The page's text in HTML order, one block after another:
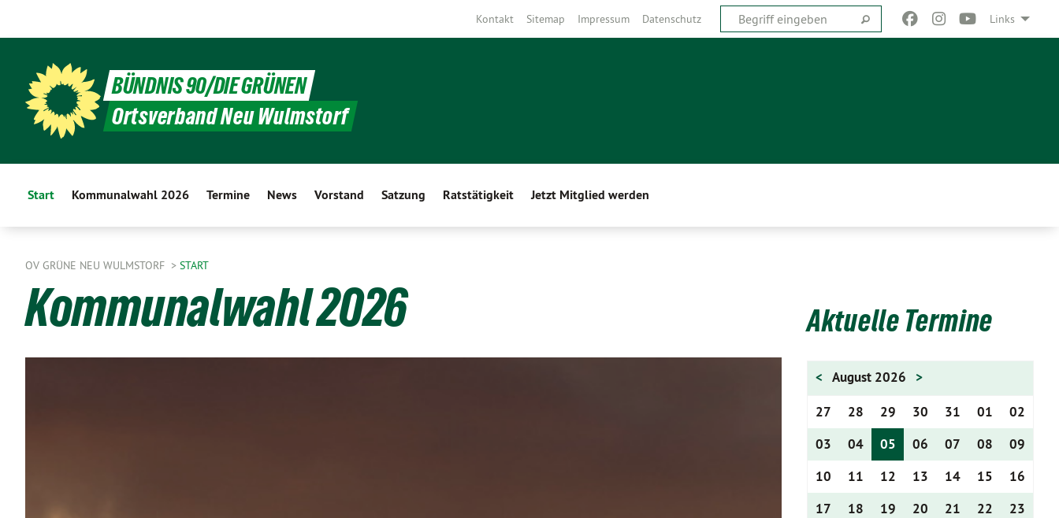
Links
Kontakt Sitemap Impressum Datenschutz
BÜNDNIS 90/DIE GRÜNEN
Ortsverband Neu Wulmstorf
Start Kommunalwahl 2026 Termine News Vorstand Satzung Ratstätigkeit Jetzt Mitglied werden
OV GRÜNE NEU WULMSTORF START
Kommunalwahl 2026 Aktuelle Termine
< August 2026 >
27
28 29 30 31 01
02
03
04 05 06 07 08
09
10
11 12 13 14 15
16
17
18 19 20 21 22
23